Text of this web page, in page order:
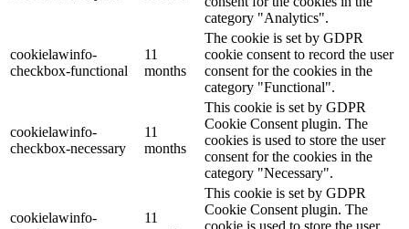
category "Analytics".
cookielawinfo-
checkbox-functional
11
months
The cookie is set by GDPR
cookie consent to record the user
consent for the cookies in the
category "Functional".
cookielawinfo-
checkbox-necessary
11
months
This cookie is set by GDPR
Cookie Consent plugin. The
cookies is used to store the user
consent for the cookies in the
category "Necessary".
cookielawinfo-
11
This cookie is set by GDPR
Cookie Consent plugin. The
cookie is used to store the user